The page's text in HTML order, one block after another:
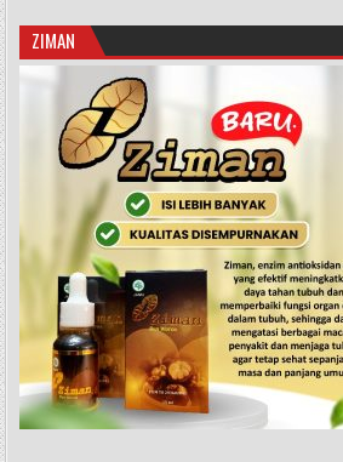
ZIMAN